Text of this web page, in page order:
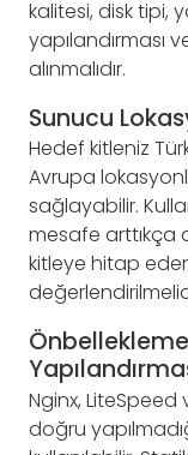
kalitesi, disk tipi,
yapılandırması
alınmalıdır.
Sunucu
Hedef kitleniz
Avrupa
sağlayabilir.
mesafe arttıkça
kitleye hitap
Nginx, LiteSpeed
doğru